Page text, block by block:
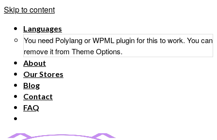
Skip to content
Languages
You need Polylang or WPML plugin for this to work. You can
remove it from Theme Options.
About
Our Stores
Blog
Contact
FAQ